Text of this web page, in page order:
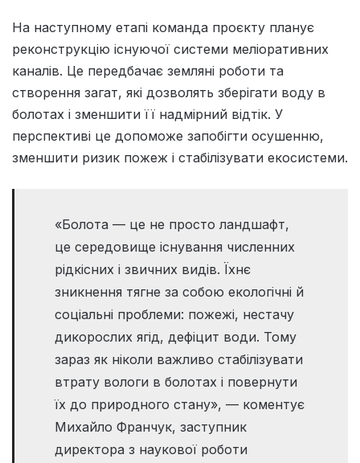
На наступному етапі команда проєкту планує
реконструкцію існуючої системи меліоративних
каналів. Це передбачає земляні роботи та
створення загат, які дозволять зберігати воду в
болотах і зменшити її надмірний відтік. У
перспективі це допоможе запобігти осушенню,
зменшити ризик пожеж і стабілізувати екосистеми.
«Болота — це не просто ландшафт,
це середовище існування численних
рідкісних і звичних видів. Їхнє
зникнення тягне за собою екологічні й
соціальні проблеми: пожежі, нестачу
дикорослих ягід, дефіцит води. Тому
зараз як ніколи важливо стабілізувати
втрату вологи в болотах і повернути
їх до природного стану», — коментує
Михайло Франчук, заступник
директора з наукової роботи